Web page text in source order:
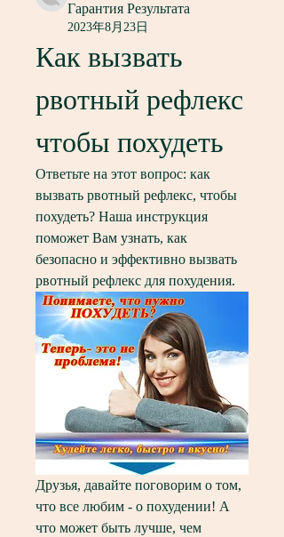
Гарантия Результата
2023年8月23日
Как вызвать
рвотный рефлекс
чтобы похудеть
Ответьте на этот вопрос: как
вызвать рвотный рефлекс, чтобы
похудеть? Наша инструкция
поможет Вам узнать, как
безопасно и эффективно вызвать
рвотный рефлекс для похудения.
Друзья, давайте поговорим о том,
что все любим - о похудении! А
что может быть лучше, чем